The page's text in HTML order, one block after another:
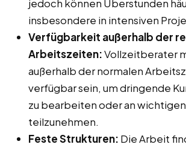
jedoch können Überstunden
insbesondere in intensiven
Verfügbarkeit außerhalb der
Arbeitszeiten:Vollzeitberater
außerhalb der normalen
verfügbar sein, um dringende
zu bearbeiten oder an
teilzunehmen.
Feste Strukturen: Die Arbeit